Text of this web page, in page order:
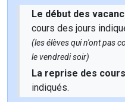
Le début des
cours des jours
(les élèves qui n'ont pas
le vendredi soir)
La reprise des cours
indiqués.